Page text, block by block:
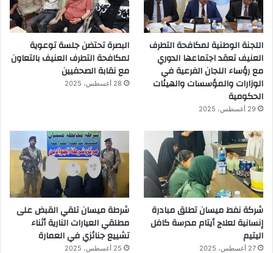
اللجنة الوطنية لمكافحة التطرف
العنيف تعقد اجتماعها الدوري
مع رؤساء اللجان الفرعية في
الوزارات والمؤسسات والهيئات
الحكومية
29 أغسطس، 2025
البصرة تحتضن جلسة توعوية
لمكافحة التطرف العنيف بالتعاون
مع نقابة الصحفيين
28 أغسطس، 2025
شركة نفط ميسان تطلق مبادرة
إنسانية لعلاج أيتام مدرسة كافل
اليتيم
27 أغسطس، 2025
شرطة ميسان تلقي القبض على
مطلقي العيارات النارية أثناء
تشييع جنائزي في العمارة
25 أغسطس، 2025